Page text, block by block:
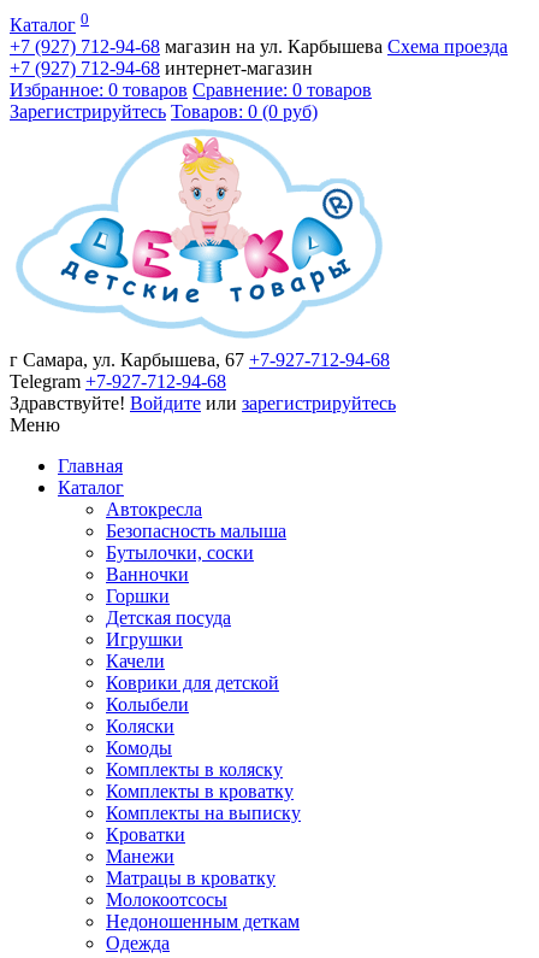
Каталог 0
+7 (927) 712-94-68 магазин на ул. Карбышева Схема проезда
+7 (927) 712-94-68 интернет-магазин
Избранное: 0 товаров Сравнение: 0 товаров
Зарегистрируйтесь Товаров: 0 (0 руб)
г Самара, ул. Карбышева, 67 +7-927-712-94-68
Telegram +7-927-712-94-68
Здравствуйте! Войдите или зарегистрируйтесь
Меню
Главная
Каталог
Автокресла
Безопасность малыша
Бутылочки, соски
Ванночки
Горшки
Детская посуда
Игрушки
Качели
Коврики для детской
Колыбели
Коляски
Комоды
Комплекты в коляску
Комплекты в кроватку
Комплекты на выписку
Кроватки
Манежи
Матрацы в кроватку
Молокоотсосы
Недоношенным деткам
Одежда